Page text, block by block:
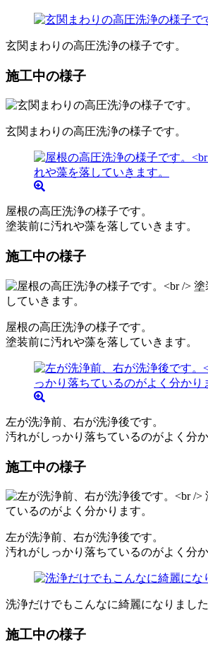
玄関まわりの高圧洗浄の様子です。
施工中の様子
玄関まわりの高圧洗浄の様子です。
屋根の高圧洗浄の様子です。
塗装前に汚れや藻を落していきます。
施工中の様子
屋根の高圧洗浄の様子です。
塗装前に汚れや藻を落していきます。
左が洗浄前、右が洗浄後です。
汚れがしっかり落ちているのがよく分か
施工中の様子
左が洗浄前、右が洗浄後です。
汚れがしっかり落ちているのがよく分か
洗浄だけでもこんなに綺麗になりました
施工中の様子